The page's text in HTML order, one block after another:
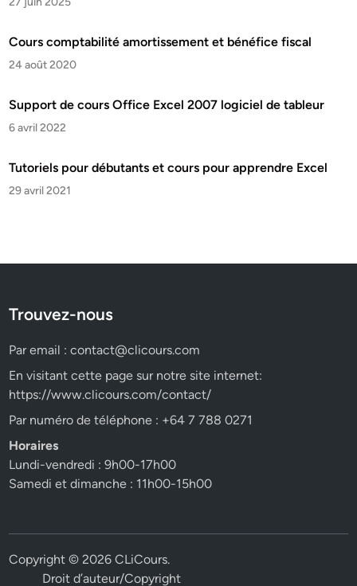
Cours comptabilité amortissement et bénéfice fiscal
24 août 2020
Support de cours Office Excel 2007 logiciel de tableur
6 avril 2022
Tutoriels pour débutants et cours pour apprendre Excel
29 avril 2021
Trouvez-nous
Par email :contact@clicours.com
En visitant cette page sur notre site internet:
https://www.clicours.com/contact/
Par numéro de téléphone : +64 7 788 0271
Horaires
Lundi-vendredi : 9h00-17h00
Samedi et dimanche : 11h00-15h00
Copyright © 2026CLiCours.
Droit d’auteur/Copyright